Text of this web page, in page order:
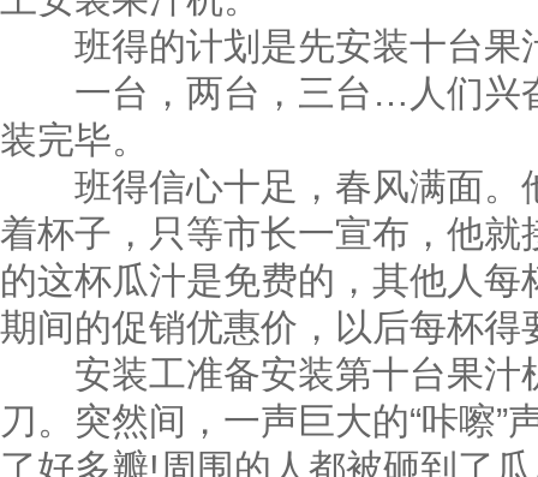
班得的计划是先安装十台果
一台，两台，三台…人们兴
装完毕。
班得信心十足，春风满面。
着杯子，只等市长一宣布，他
的这杯瓜汁是免费的，其他人
期间的促销优惠价，以后每杯得
安装工准备安装第十台果汁
刀。突然间，一声巨大的“咔嚓”
了好多瓣!周围的人都被砸到了